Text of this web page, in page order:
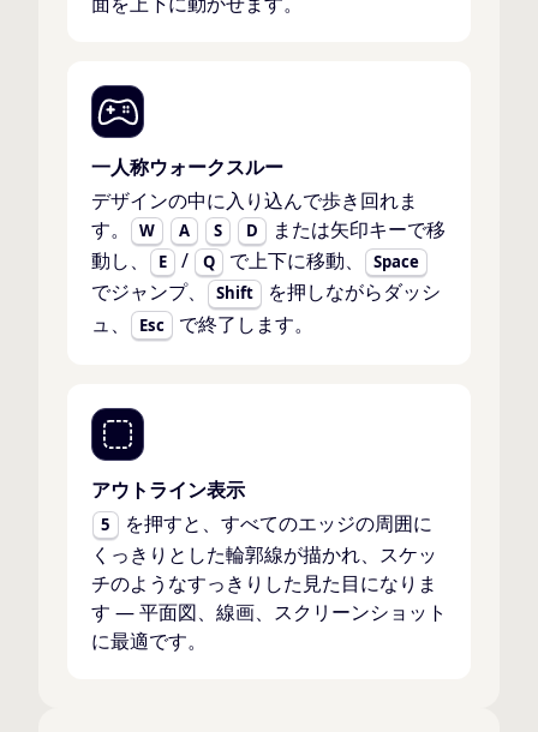
一人称ウォークスルー
デザインの中に入り込んで歩き回れま
す。
W A S D
または矢印キーで移
動し、
E / Q で上下に移動、 Space
でジャンプ、 Shift
を押しながらダッシ
ュ、
Esc で終了します。
アウトライン表示
5
を押すと、すべてのエッジの周囲に
くっきりとした輪郭線が描かれ、スケッ
チのようなすっきりした見た目になりま
す — 平面図、線画、スクリーンショット
に最適です。